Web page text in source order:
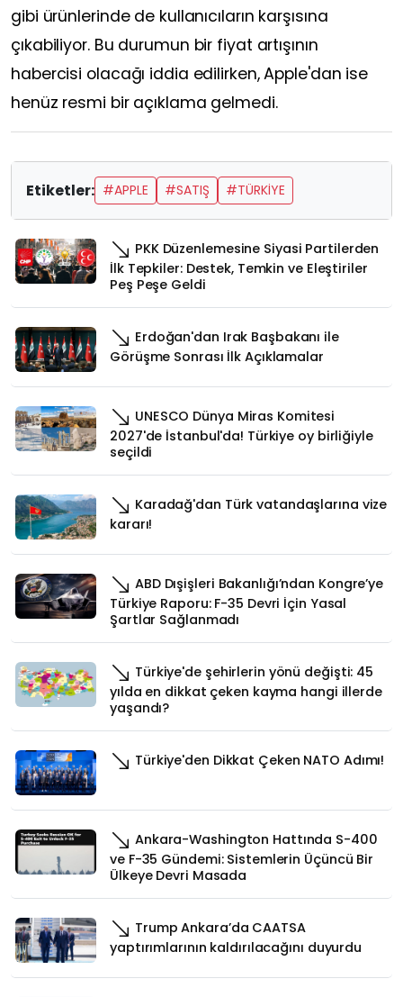
gibi ürünlerinde de kullanıcıların karşısına
çıkabiliyor. Bu durumun bir fiyat artışının
habercisi olacağı iddia edilirken, Apple'dan ise
henüz resmi bir açıklama gelmedi.
Etiketler: #APPLE #SATIŞ #TÜRKİYE
PKK Düzenlemesine Siyasi Partilerden
İlk Tepkiler: Destek, Temkin ve Eleştiriler
Peş Peşe Geldi
Erdoğan'dan Irak Başbakanı ile
Görüşme Sonrası İlk Açıklamalar
UNESCO Dünya Miras Komitesi
2027'de İstanbul'da! Türkiye oy birliğiyle
seçildi
Karadağ'dan Türk vatandaşlarına vize
kararı!
ABD Dışişleri Bakanlığı’ndan Kongre’ye
Türkiye Raporu: F-35 Devri İçin Yasal
Şartlar Sağlanmadı
Türkiye'de şehirlerin yönü değişti: 45
yılda en dikkat çeken kayma hangi illerde
yaşandı?
Türkiye'den Dikkat Çeken NATO Adımı!
Ankara-Washington Hattında S-400
ve F-35 Gündemi: Sistemlerin Üçüncü Bir
Ülkeye Devri Masada
Trump Ankara’da CAATSA
yaptırımlarının kaldırılacağını duyurdu